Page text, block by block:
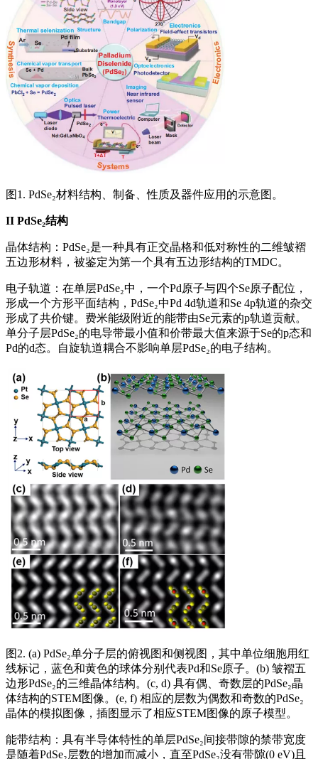
图1. PdSe₂材料结构、制备、性质及器件应用的示意图。
II PdSe₂结构
晶体结构：PdSe₂是一种具有正交晶格和低对称性的二维皱褶
五边形材料，被鉴定为第一个具有五边形结构的TMDC。
电子轨道：在单层PdSe₂中，一个Pd原子与四个Se原子配位，
形成一个方形平面结构，PdSe₂中Pd 4d轨道和Se 4p轨道的杂交
形成了共价键。费米能级附近的能带由Se元素的p轨道贡献。
单分子层PdSe₂的电导带最小值和价带最大值来源于Se的p态和
Pd的d态。自旋轨道耦合不影响单层PdSe₂的电子结构。
图2. (a) PdSe₂单分子层的俯视图和侧视图，其中单位细胞用红
线标记，蓝色和黄色的球体分别代表Pd和Se原子。(b) 皱褶五
边形PdSe₂的三维晶体结构。(c, d) 具有偶、奇数层的PdSe₂晶
体结构的STEM图像。(e, f) 相应的层数为偶数和奇数的PdSe₂
晶体的模拟图像，插图显示了相应STEM图像的原子模型。
能带结构：具有半导体特性的单层PdSe₂间接带隙的禁带宽度
是随着PdSe₂层数的增加而减小，直至PdSe₂没有带隙(0 eV)且